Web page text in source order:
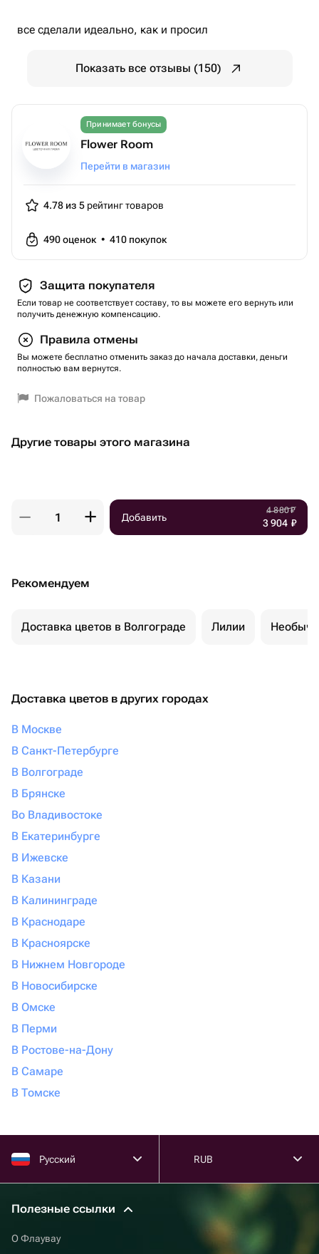
все сделали идеально, как и просил
Показать все отзывы (150)
Принимает бонусы
Flower Room
Перейти в магазин
4.78 из 5 рейтинг товаров
490оценок • 410 покупок
Защита покупателя
Если товар не соответствует составу, то вы можете его вернуть или
получить денежную компенсацию.
Правила отмены
Вы можете бесплатно отменить заказ до начала доставки, деньги
полностью вам вернутся.
Пожаловаться на товар
Другие товары этого магазина
Добавить
4 880₽
3 904 ₽
Рекомендуем
Доставка цветов в Волгограде Лилии
Доставка цветов в других городах
В Москве
В Санкт-Петербурге
В Волгограде
В Брянске
Во Владивостоке
В Екатеринбурге
В Ижевске
В Казани
В Калининграде
В Краснодаре
В Красноярске
В Нижнем Новгороде
В Новосибирске
В Омске
В Перми
В Ростове-на-Дону
В Самаре
В Томске
Русский RUB
Полезные ссылки
О Флаувау